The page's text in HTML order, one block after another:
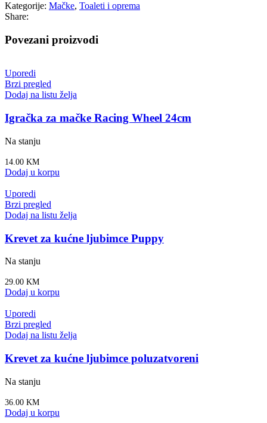
Kategorije: Mačke, Toaleti i oprema
Share:
Povezani proizvodi
Uporedi
Brzi pregled
Dodaj na listu želja
Igračka za mačke Racing Wheel 24cm
Na stanju
14.00 KM
Dodaj u korpu
Uporedi
Brzi pregled
Dodaj na listu želja
Krevet za kućne ljubimce Puppy
Na stanju
29.00 KM
Dodaj u korpu
Uporedi
Brzi pregled
Dodaj na listu želja
Krevet za kućne ljubimce poluzatvoreni
Na stanju
36.00 KM
Dodaj u korpu